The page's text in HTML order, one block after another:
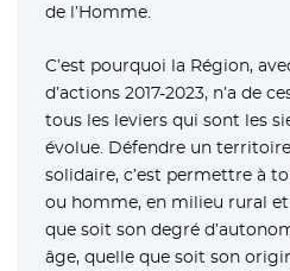
de l’Homme.
C’est pourquoi la Région,
d’actions 2017-2023, n’a de
tous les leviers qui sont les
évolue. Défendre un
solidaire, c’est permettre à
ou homme, en milieu rural
que soit son degré
âge, quelle que soit son